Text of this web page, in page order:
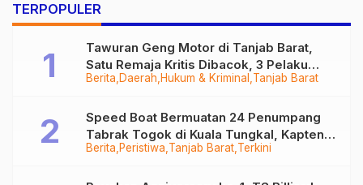
TERPOPULER
Berita Daerah Hukum & Kriminal Tanjab Barat
Tawuran Geng Motor di Tanjab Barat,
Satu Remaja Kritis Dibacok, 3 Pelaku
Ditangkap
Berita Peristiwa Tanjab Barat Terkini
Speed Boat Bermuatan 24 Penumpang
Tabrak Togok di Kuala Tungkal, Kapten
Sempat Hilang